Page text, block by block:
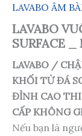
LAVABO ÂM
LAVABO
SURFACE _
LAVABO /
KHỐI TỪ ĐÁ
ĐỈNH CAO
CẤP KHÔNG
Nếu bạn là